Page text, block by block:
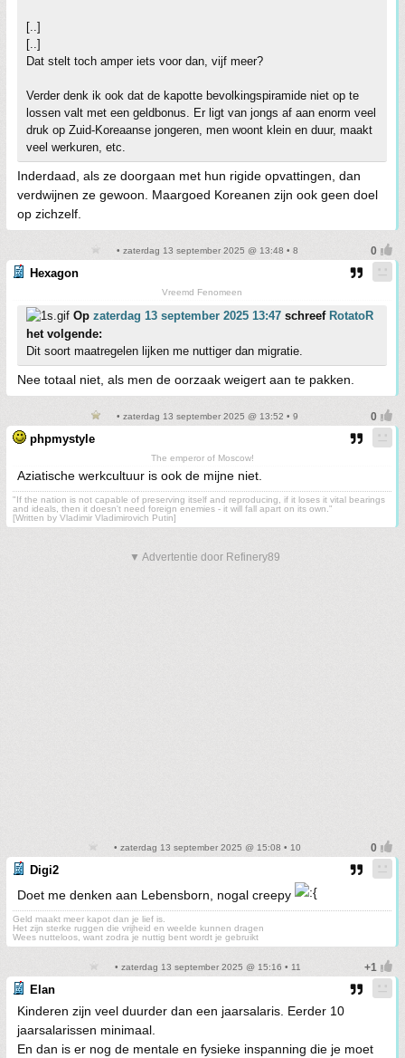
[..]
[..]
Dat stelt toch amper iets voor dan, vijf meer?
Verder denk ik ook dat de kapotte bevolkingspiramide niet op te
lossen valt met een geldbonus. Er ligt van jongs af aan enorm veel
druk op Zuid-Koreaanse jongeren, men woont klein en duur, maakt
veel werkuren, etc.
Inderdaad, als ze doorgaan met hun rigide opvattingen, dan
verdwijnen ze gewoon. Maargoed Koreanen zijn ook geen doel
op zichzelf.
• zaterdag 13 september 2025 @ 13:48 • 8
Hexagon
Vreemd Fenomeen
Op zaterdag 13 september 2025 13:47 schreef RotatoR
het volgende:
Dit soort maatregelen lijken me nuttiger dan migratie.
Nee totaal niet, als men de oorzaak weigert aan te pakken.
• zaterdag 13 september 2025 @ 13:52 • 9
phpmystyle
The emperor of Moscow!
Aziatische werkcultuur is ook de mijne niet.
"If the nation is not capable of preserving itself and reproducing, if it loses it vital bearings
and ideals, then it doesn't need foreign enemies - it will fall apart on its own."
[Written by Vladimir Vladimirovich Putin]
▼ Advertentie door Refinery89
• zaterdag 13 september 2025 @ 15:08 • 10
Digi2
Doet me denken aan Lebensborn, nogal creepy
Geld maakt meer kapot dan je lief is.
Het zijn sterke ruggen die vrijheid en weelde kunnen dragen
Wees nutteloos, want zodra je nuttig bent wordt je gebruikt
• zaterdag 13 september 2025 @ 15:16 • 11
Elan
Kinderen zijn veel duurder dan een jaarsalaris. Eerder 10
jaarsalarissen minimaal.
En dan is er nog de mentale en fysieke inspanning die je moet